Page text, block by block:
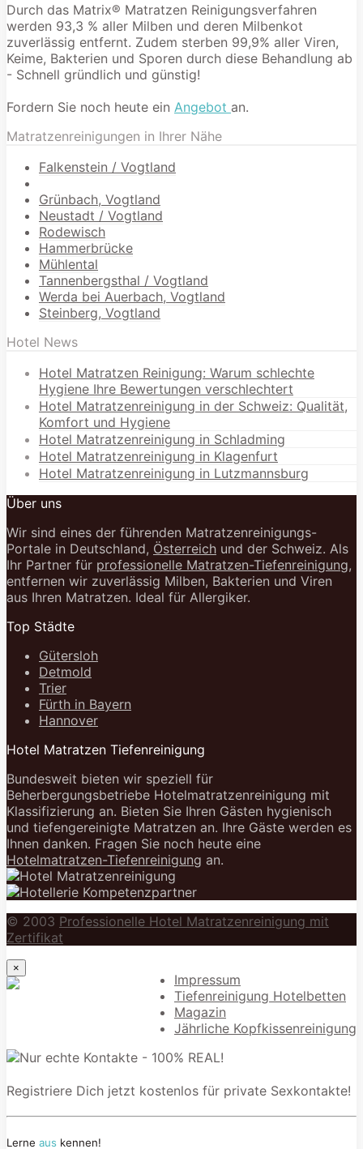
Durch das Matrix® Matratzen Reinigungsverfahren
werden 93,3 % aller Milben und deren Milbenkot
zuverlässig entfernt. Zudem sterben 99,9% aller Viren,
Keime, Bakterien und Sporen durch diese Behandlung ab
- Schnell gründlich und günstig!
Fordern Sie noch heute ein Angebot an.
Matratzenreinigungen in Ihrer Nähe
Falkenstein / Vogtland
Grünbach, Vogtland
Neustadt / Vogtland
Rodewisch
Hammerbrücke
Mühlental
Tannenbergsthal / Vogtland
Werda bei Auerbach, Vogtland
Steinberg, Vogtland
Hotel News
Hotel Matratzen Reinigung: Warum schlechte
Hygiene Ihre Bewertungen verschlechtert
Hotel Matratzenreinigung in der Schweiz: Qualität,
Komfort und Hygiene
Hotel Matratzenreinigung in Schladming
Hotel Matratzenreinigung in Klagenfurt
Hotel Matratzenreinigung in Lutzmannsburg
Über uns
Wir sind eines der führenden Matratzenreinigungs-
Portale in Deutschland, Österreich und der Schweiz. Als
Ihr Partner für professionelle Matratzen-Tiefenreinigung,
entfernen wir zuverlässig Milben, Bakterien und Viren
aus Ihren Matratzen. Ideal für Allergiker.
Top Städte
Gütersloh
Detmold
Trier
Fürth in Bayern
Hannover
Hotel Matratzen Tiefenreinigung
Bundesweit bieten wir speziell für
Beherbergungsbetriebe Hotelmatratzenreinigung mit
Klassifizierung an. Bieten Sie Ihren Gästen hygienisch
und tiefengereinigte Matratzen an. Ihre Gäste werden es
Ihnen danken. Fragen Sie noch heute eine
Hotelmatratzen-Tiefenreinigung an.
© 2003 Professionelle Hotel Matratzenreinigung mit
Zertifikat
Impressum
Tiefenreinigung Hotelbetten
Magazin
Jährliche Kopfkissenreinigung
×
Registriere Dich jetzt kostenlos für private Sexkontakte!
Lerne aus kennen!